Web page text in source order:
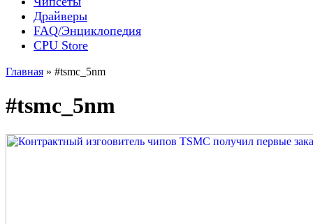
Драйверы
FAQ/Энциклопедия
CPU Store
Главная » #tsmc_5nm
#tsmc_5nm